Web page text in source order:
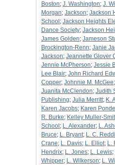
Boston; J. Washington; J.
Morgan; Jackson; Jackson
School ; Jackson Heights
Dance Society; Jackson
James Golden; Jameson
Brockington-Renn; Janie
Jackson; Jeannette Glover
Jennie McPherson; Jessie
Lee Blair; John Richard
Copper; Johnnie M. McGee;
Juanita McClendon; Judith
Publishing; Julia Merritt; K.
Karen Jacobs; Karen
R. Burke; Kelley Muller-
School ; L. Alexander; L.
Bruce; L. Bryant; L. C.
Crane; L. Davis; L. Elliot; L.
Hendrix; L. Jones; L. Lewis;
Whipper; L. Wilkerson; L.